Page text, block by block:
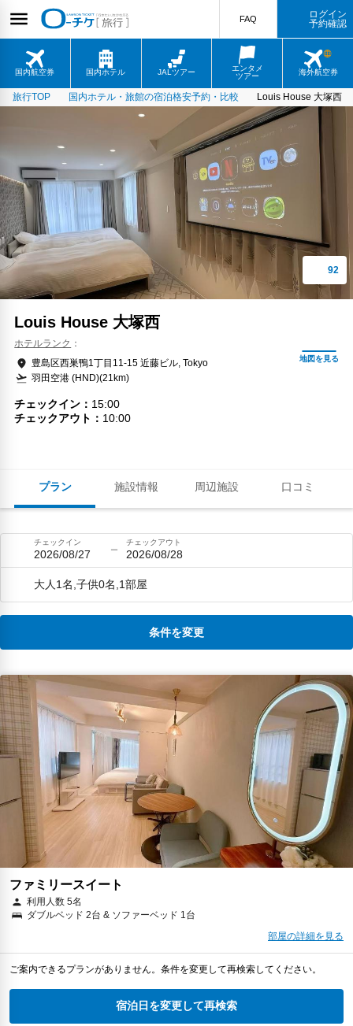
国内航空券 国内ホテル JALツアー
エンタメ
ツアー
海外航空券
FAQ
ログイン
予約確認
旅行TOP 国内ホテル・旅館の宿泊格安予約・比較 Louis House 大塚西
プラン 施設情報 周辺施設 口コミ
Louis House 大塚西
ホテルランク
豊島区西巣鴨1丁目11-15 近藤ビル, Tokyo
羽田空港 (HND)(21km)
チェックイン
15:00
チェックアウト
10:00
チェックイン
2026/08/27
チェックアウト
2026/08/28
大人1名,子供0名,1部屋
条件を変更
ファミリースイート
利用人数 5名
ダブルベッド 2台 & ソファーベッド 1台
部屋の詳細を見る
ご案内できるプランがありません。条件を変更して再検索してください。
宿泊日を変更して再検索